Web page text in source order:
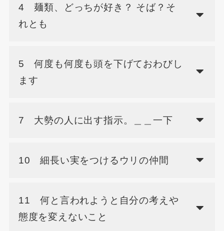
4 麺類、どっちが好き？ そば？そ
れとも
5 何度も何度も頭を下げておわびし
ます
7 大勢の人に出す指示。＿＿一下
10 細長い実をつけるウリの仲間
11 何と言われようと自分の考えや
態度を変えないこと